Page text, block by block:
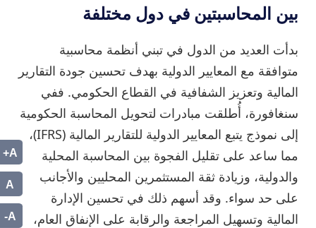
بين المحاسبتين في دول مختلفة
بدأت العديد من الدول في تبني أنظمة محاسبية
متوافقة مع المعايير الدولية بهدف تحسين جودة التقارير
المالية وتعزيز الشفافية في القطاع الحكومي. ففي
سنغافورة، أُطلقت مبادرات لتحويل المحاسبة الحكومية
إلى نموذج يتبع المعايير الدولية للتقارير المالية (IFRS)،
مما ساعد على تقليل الفجوة بين المحاسبة المحلية
والدولية، وزيادة ثقة المستثمرين المحليين والأجانب
على حد سواء. وقد أسهم ذلك في تحسين الإدارة
المالية وتسهيل المراجعة والرقابة على الإنفاق العام،
A+
A
A-